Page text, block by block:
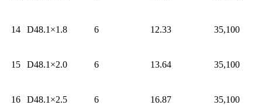
14 D48.1×1.8 6 12.33 35,100
15 D48.1×2.0 6 13.64 35,100
16 D48.1×2.5 6 16.87 35,100